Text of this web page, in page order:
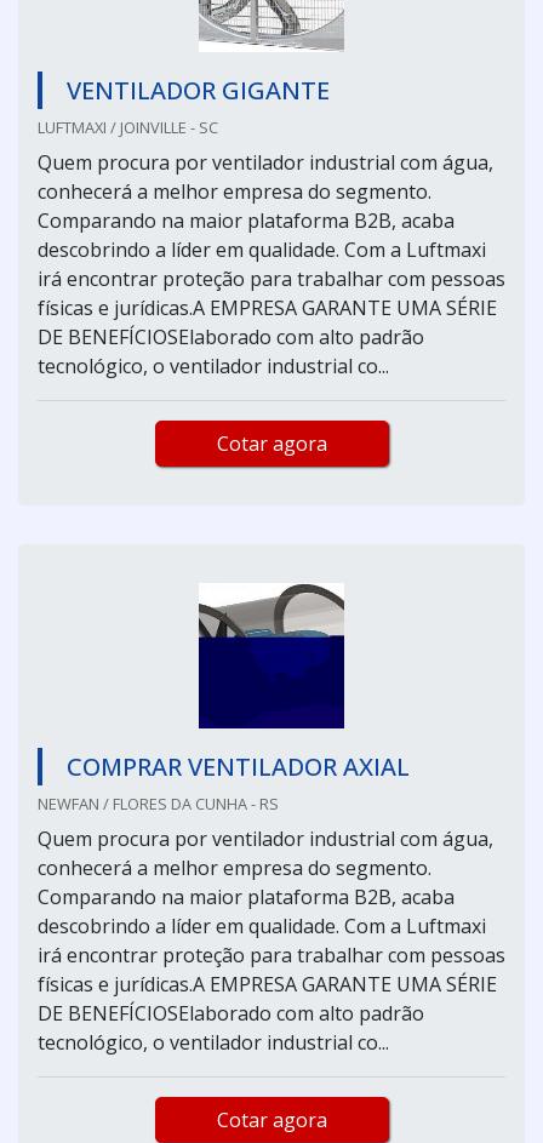
VENTILADOR GIGANTE
LUFTMAXI / JOINVILLE - SC
Quem procura por ventilador industrial com água,
conhecerá a melhor empresa do segmento.
Comparando na maior plataforma B2B, acaba
descobrindo a líder em qualidade. Com a Luftmaxi
irá encontrar proteção para trabalhar com pessoas
físicas e jurídicas.A EMPRESA GARANTE UMA SÉRIE
DE BENEFÍCIOSElaborado com alto padrão
tecnológico, o ventilador industrial co...
Cotar agora
COMPRAR VENTILADOR AXIAL
NEWFAN / FLORES DA CUNHA - RS
Quem procura por ventilador industrial com água,
conhecerá a melhor empresa do segmento.
Comparando na maior plataforma B2B, acaba
descobrindo a líder em qualidade. Com a Luftmaxi
irá encontrar proteção para trabalhar com pessoas
físicas e jurídicas.A EMPRESA GARANTE UMA SÉRIE
DE BENEFÍCIOSElaborado com alto padrão
tecnológico, o ventilador industrial co...
Cotar agora